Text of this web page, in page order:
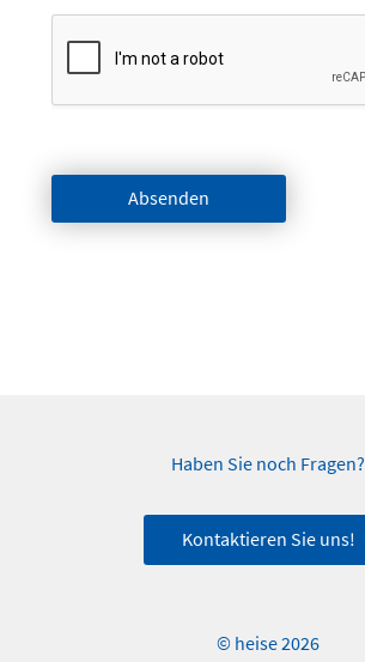
Absenden
© heise 2026
Haben Sie noch Fragen?
Kontaktieren Sie uns!